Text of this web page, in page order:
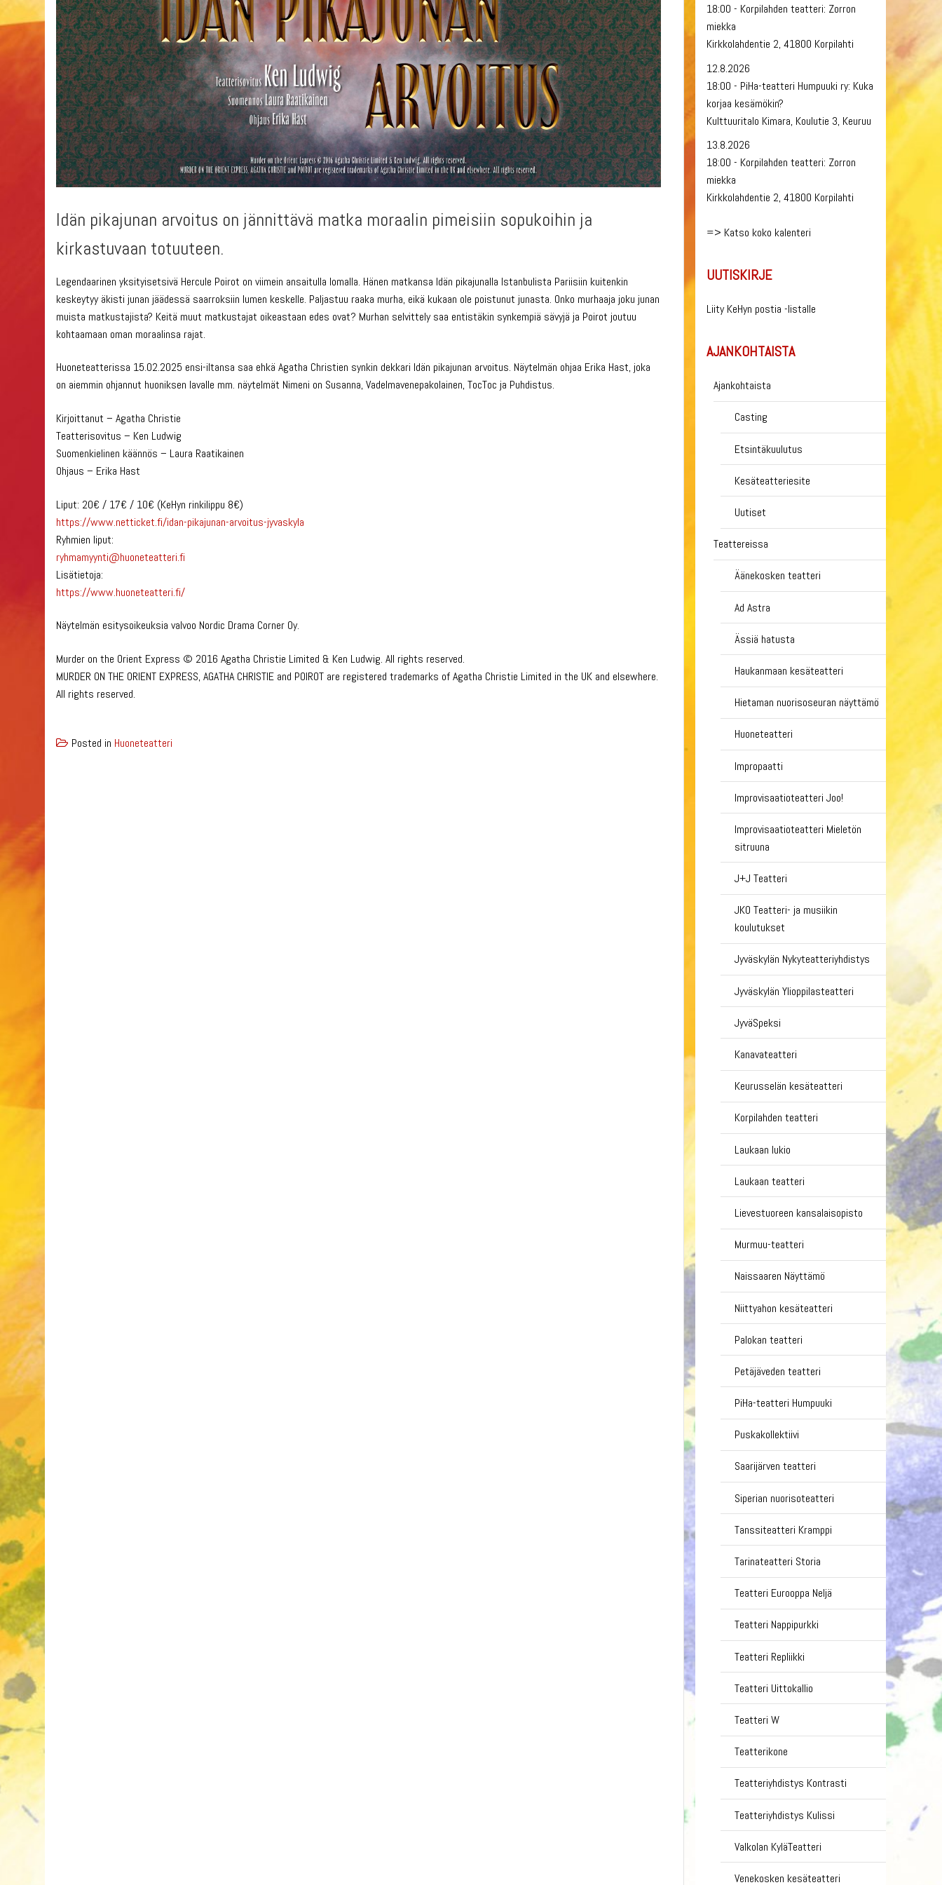
Idän pikajunan arvoitus on jännittävä matka moraalin pimeisiin sopukoihin ja
kirkastuvaan totuuteen.
Legendaarinen yksityisetsivä Hercule Poirot on viimein ansaitulla lomalla. Hänen matkansa Idän pikajunalla Istanbulista Pariisiin kuitenkin
keskeytyy äkisti junan jäädessä saarroksiin lumen keskelle. Paljastuu raaka murha, eikä kukaan ole poistunut junasta. Onko murhaaja joku junan
muista matkustajista? Keitä muut matkustajat oikeastaan edes ovat? Murhan selvittely saa entistäkin synkempiä sävyjä ja Poirot joutuu
kohtaamaan oman moraalinsa rajat.
Huoneteatterissa 15.02.2025 ensi-iltansa saa ehkä Agatha Christien synkin dekkari Idän pikajunan arvoitus. Näytelmän ohjaa Erika Hast, joka
on aiemmin ohjannut huoniksen lavalle mm. näytelmät Nimeni on Susanna, Vadelmavenepakolainen, TocToc ja Puhdistus.
Kirjoittanut – Agatha Christie
Teatterisovitus – Ken Ludwig
Suomenkielinen käännös – Laura Raatikainen
Ohjaus – Erika Hast
Liput: 20€ / 17€ / 10€ (KeHyn rinkilippu 8€)
https://www.netticket.fi/idan-pikajunan-arvoitus-jyvaskyla
Ryhmien liput:
ryhmamyynti@huoneteatteri.fi
Lisätietoja:
https://www.huoneteatteri.fi/
Näytelmän esitysoikeuksia valvoo Nordic Drama Corner Oy.
Murder on the Orient Express © 2016 Agatha Christie Limited & Ken Ludwig. All rights reserved.
MURDER ON THE ORIENT EXPRESS, AGATHA CHRISTIE and POIROT are registered trademarks of Agatha Christie Limited in the UK and elsewhere.
All rights reserved.
Posted in Huoneteatteri
18:00 - Korpilahden teatteri: Zorron
miekka
Kirkkolahdentie 2, 41800 Korpilahti
12.8.2026
18:00 - PiHa-teatteri Humpuuki ry: Kuka
korjaa kesämökin?
Kulttuuritalo Kimara, Koulutie 3, Keuruu
13.8.2026
18:00 - Korpilahden teatteri: Zorron
miekka
Kirkkolahdentie 2, 41800 Korpilahti
=> Katso koko kalenteri
UUTISKIRJE
Liity KeHyn postia -listalle
AJANKOHTAISTA
Ajankohtaista
Casting
Etsintäkuulutus
Kesäteatteriesite
Uutiset
Teattereissa
Äänekosken teatteri
Ad Astra
Ässiä hatusta
Haukanmaan kesäteatteri
Hietaman nuorisoseuran näyttämö
Huoneteatteri
Impropaatti
Improvisaatioteatteri Joo!
Improvisaatioteatteri Mieletön
sitruuna
J+J Teatteri
JKO Teatteri- ja musiikin
koulutukset
Jyväskylän Nykyteatteriyhdistys
Jyväskylän Ylioppilasteatteri
JyväSpeksi
Kanavateatteri
Keurusselän kesäteatteri
Korpilahden teatteri
Laukaan lukio
Laukaan teatteri
Lievestuoreen kansalaisopisto
Murmuu-teatteri
Naissaaren Näyttämö
Niittyahon kesäteatteri
Palokan teatteri
Petäjäveden teatteri
PiHa-teatteri Humpuuki
Puskakollektiivi
Saarijärven teatteri
Siperian nuorisoteatteri
Tanssiteatteri Kramppi
Tarinateatteri Storia
Teatteri Eurooppa Neljä
Teatteri Nappipurkki
Teatteri Repliikki
Teatteri Uittokallio
Teatteri W
Teatterikone
Teatteriyhdistys Kontrasti
Teatteriyhdistys Kulissi
Valkolan KyläTeatteri
Venekosken kesäteatteri